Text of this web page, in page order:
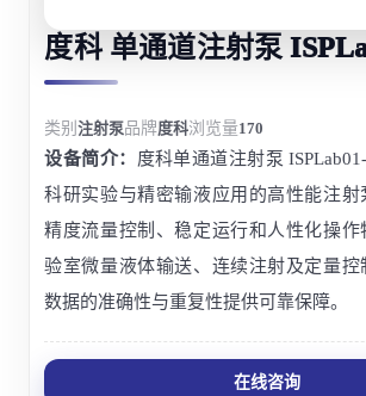
度科 单通道注射泵
类别注射泵品牌度科浏览量170
设备简介： 度科单通道注射泵
科研实验与精密输液应用的高性能注射
精度流量控制、稳定运行和人性化操作
验室微量液体输送、连续注射及定量控
数据的准确性与重复性提供可靠保障。
在线咨询